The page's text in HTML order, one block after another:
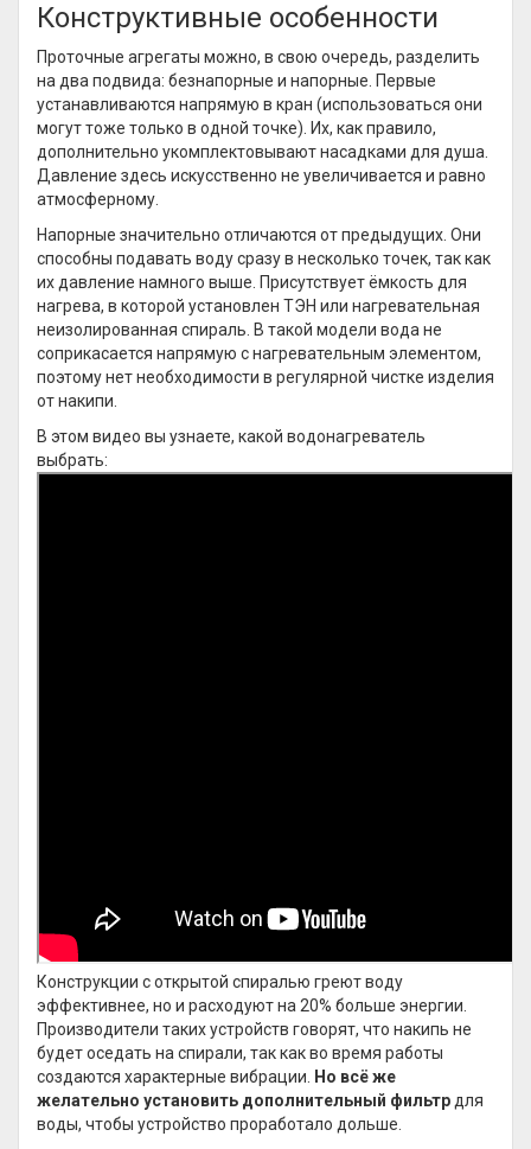
Конструктивные особенности
Проточные агрегаты можно, в свою очередь, разделить
на два подвида: безнапорные и напорные. Первые
устанавливаются напрямую в кран (использоваться они
могут тоже только в одной точке). Их, как правило,
дополнительно укомплектовывают насадками для душа.
Давление здесь искусственно не увеличивается и равно
атмосферному.
Напорные значительно отличаются от предыдущих. Они
способны подавать воду сразу в несколько точек, так как
их давление намного выше. Присутствует ёмкость для
нагрева, в которой установлен ТЭН или нагревательная
неизолированная спираль. В такой модели вода не
соприкасается напрямую с нагревательным элементом,
поэтому нет необходимости в регулярной чистке изделия
от накипи.
В этом видео вы узнаете, какой водонагреватель
выбрать:
Конструкции с открытой спиралью греют воду
эффективнее, но и расходуют на 20% больше энергии.
Производители таких устройств говорят, что накипь не
будет оседать на спирали, так как во время работы
создаются характерные вибрации.
Но всё же
желательно установить дополнительный фильтр для
воды, чтобы устройство проработало дольше.